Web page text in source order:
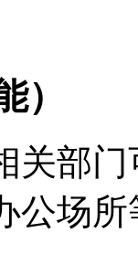
）
关部
公场